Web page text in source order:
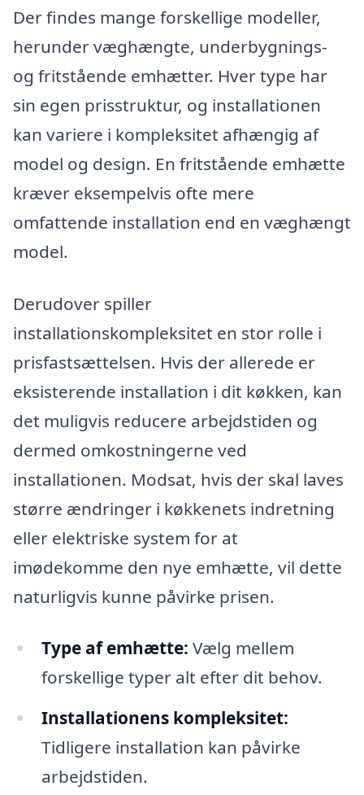
Der findes mange forskellige modeller,
herunder væghængte, underbygnings-
og fritstående emhætter. Hver type har
sin egen prisstruktur, og installationen
kan variere i kompleksitet afhængig af
model og design. En fritstående emhætte
kræver eksempelvis ofte mere
omfattende installation end en væghængt
model.
Derudover spiller
installationskompleksitet en stor rolle i
prisfastsættelsen. Hvis der allerede er
eksisterende installation i dit køkken, kan
det muligvis reducere arbejdstiden og
dermed omkostningerne ved
installationen. Modsat, hvis der skal laves
større ændringer i køkkenets indretning
eller elektriske system for at
imødekomme den nye emhætte, vil dette
naturligvis kunne påvirke prisen.
Type af emhætte: Vælg mellem
forskellige typer alt efter dit behov.
Installationens kompleksitet:
Tidligere installation kan påvirke
arbejdstiden.